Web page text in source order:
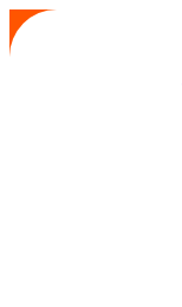
Skip
to